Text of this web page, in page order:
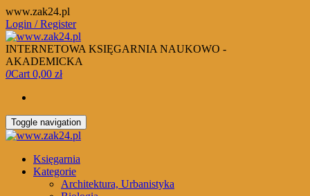
Skip
to
the
content
www.zak24.pl
Login / Register
INTERNETOWA KSIĘGARNIA NAUKOWO -
AKADEMICKA
0Cart 0,00 zł
Toggle navigation
Księgarnia
Kategorie
Architektura, Urbanistyka